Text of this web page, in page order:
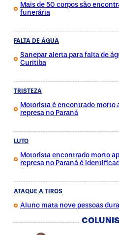
Mais de 50 corpos são
funerária
FALTA DE ÁGUA
Sanepar alerta para falta de
Curitiba
TRISTEZA
Motorista é encontrado morto
represa no Paraná
LUTO
Motorista encontrado morto
represa no Paraná é
ATAQUE A TIROS
Aluno mata nove pessoas